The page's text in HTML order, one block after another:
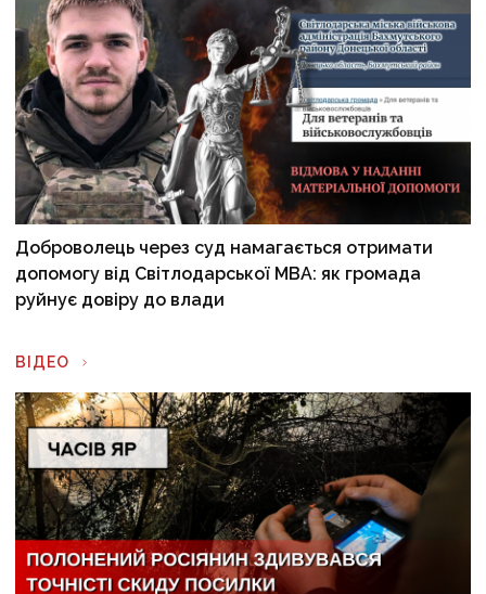
Доброволець через суд намагається отримати
допомогу від Світлодарської МВА: як громада
руйнує довіру до влади
ВІДЕО